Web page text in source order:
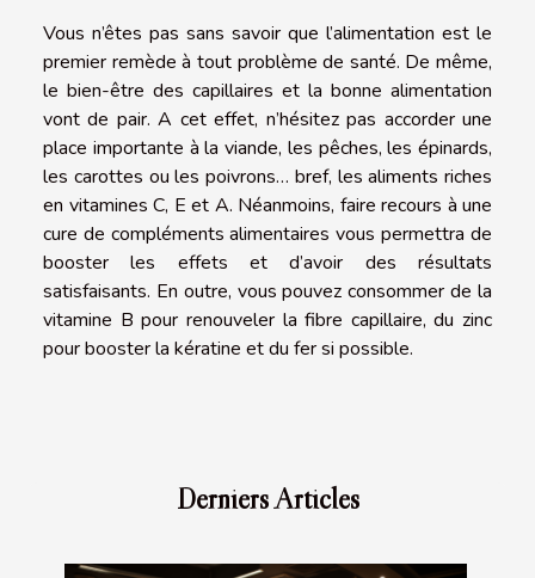
Vous n’êtes pas sans savoir que l’alimentation est le
premier remède à tout problème de santé. De même,
le bien-être des capillaires et la bonne alimentation
vont de pair. A cet effet, n’hésitez pas accorder une
place importante à la viande, les pêches, les épinards,
les carottes ou les poivrons… bref, les aliments riches
en vitamines C, E et A. Néanmoins, faire recours à une
cure de compléments alimentaires vous permettra de
booster les effets et d’avoir des résultats
satisfaisants. En outre, vous pouvez consommer de la
vitamine B pour renouveler la fibre capillaire, du zinc
pour booster la kératine et du fer si possible.
Derniers Articles